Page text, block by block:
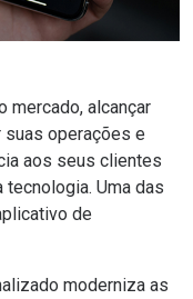
mercado, alcançar
operações e
aos seus clientes
Uma das
de
moderniza as